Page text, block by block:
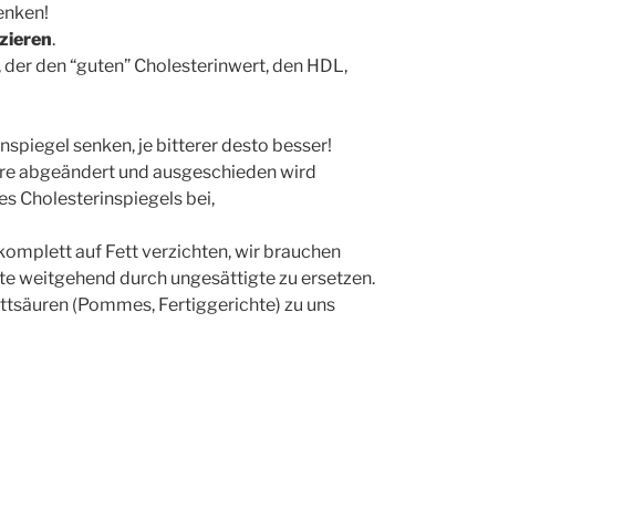
.
den “guten” Cholesterinwert, den HDL,
senken, je bitterer desto besser!
abgeändert und ausgeschieden wird
Cholesterinspiegels bei,
auf Fett verzichten, wir brauchen
weitgehend durch ungesättigte zu ersetzen.
(Pommes, Fertiggerichte) zu uns